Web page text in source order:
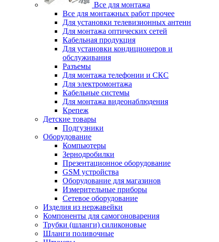
Все для монтажа
Все для монтажных работ прочее
Для установки телевизионных антенн
Для монтажа оптических сетей
Кабельная продукция
Для установки кондиционеров и
обслуживания
Разъемы
Для монтажа телефонии и СКС
Для электромонтажа
Кабельные системы
Для монтажа видеонаблюдения
Крепеж
Детские товары
Подгузники
Оборудование
Компьютеры
Зернодробилки
Презентационное оборудование
GSM устройства
Оборудование для магазинов
Измерительные приборы
Сетевое оборудование
Изделия из нержавейки
Компоненты для самогоноварения
Трубки (шланги) силиконовые
Шланги поливочные